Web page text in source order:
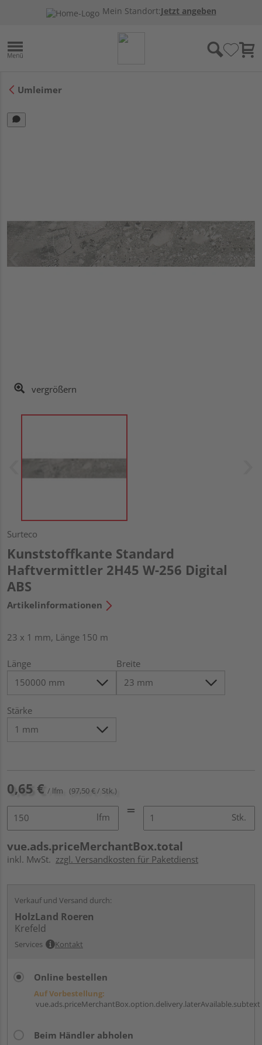
Mein Standort:Jetzt angeben
Umleimer
vergrößern
Surteco
Kunststoffkante Standard
Haftvermittler 2H45 W-256 Digital
ABS
Artikelinformationen
23 x 1 mm, Länge 150 m
Länge Breite
Stärke
0,65 € / lfm (97,50 € / Stk.)
lfm Stk.
vue.ads.priceMerchantBox.total
inkl. MwSt. zzgl. Versandkosten für Paketdienst
Verkauf und Versand durch:
HolzLand Roeren
Krefeld
Services Kontakt
Online bestellen
Auf Vorbestellung:
vue.ads.priceMerchantBox.option.delivery.laterAvailable.subtext
Beim Händler abholen